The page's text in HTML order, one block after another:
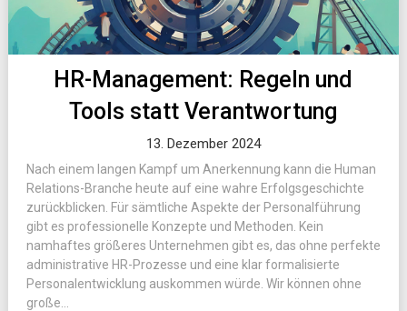
HR-Management: Regeln und
Tools statt Verantwortung
13. Dezember 2024
Nach einem langen Kampf um Anerkennung kann die Human
Relations-Branche heute auf eine wahre Erfolgsgeschichte
zurückblicken. Für sämtliche Aspekte der Personalführung
gibt es professionelle Konzepte und Methoden. Kein
namhaftes größeres Unternehmen gibt es, das ohne perfekte
administrative HR-Prozesse und eine klar formalisierte
Personalentwicklung auskommen würde. Wir können ohne
große...